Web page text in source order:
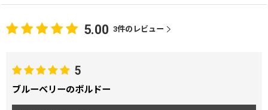
5.00 3件のレビュー
5
ブルーベリーのボルドー